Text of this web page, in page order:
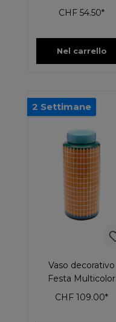
CHF 54.50*
Nel carrello
2 Settimane
Vaso decorativo
Festa Multicolor
37cm
CHF 109.00*